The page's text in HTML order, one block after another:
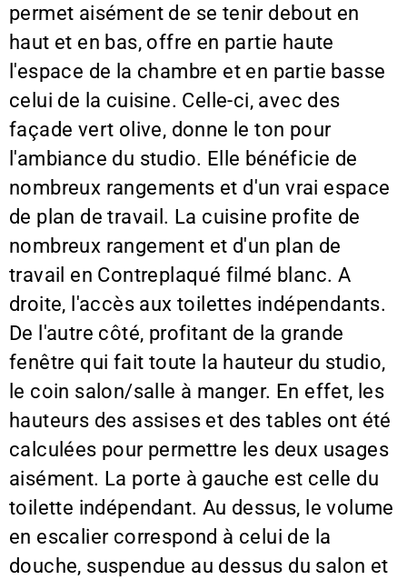
permet aisément de se tenir debout en
haut et en bas, offre en partie haute
l'espace de la chambre et en partie basse
celui de la cuisine. Celle-ci, avec des
façade vert olive, donne le ton pour
l'ambiance du studio. Elle bénéficie de
nombreux rangements et d'un vrai espace
de plan de travail. La cuisine profite de
nombreux rangement et d'un plan de
travail en Contreplaqué filmé blanc. A
droite, l'accès aux toilettes indépendants.
De l'autre côté, profitant de la grande
fenêtre qui fait toute la hauteur du studio,
le coin salon/salle à manger. En effet, les
hauteurs des assises et des tables ont été
calculées pour permettre les deux usages
aisément. La porte à gauche est celle du
toilette indépendant. Au dessus, le volume
en escalier correspond à celui de la
douche, suspendue au dessus du salon et